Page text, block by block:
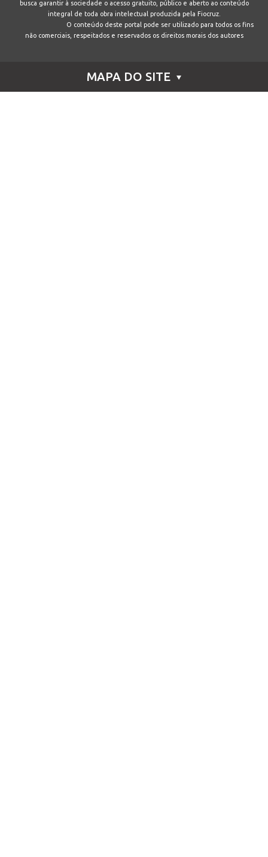
busca garantir à sociedade o acesso gratuito, público e aberto ao conteúdo
integral de toda obra intelectual produzida pela Fiocruz.
O conteúdo deste portal pode ser utilizado para todos os fins
não comerciais, respeitados e reservados os direitos morais dos autores
MAPA DO SITE